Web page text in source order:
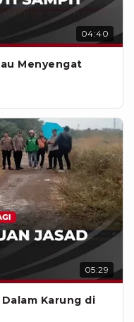
04:40
Menyengat
05:29
Karung di